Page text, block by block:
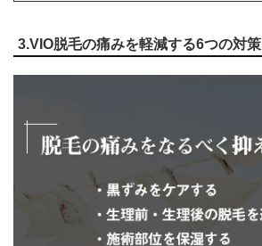
3.VIO脱毛の痛みを軽減する6つの対策